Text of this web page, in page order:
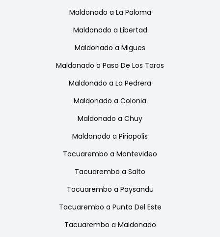
Maldonado a La Paloma
Maldonado a Libertad
Maldonado a Migues
Maldonado a Paso De Los Toros
Maldonado a La Pedrera
Maldonado a Colonia
Maldonado a Chuy
Maldonado a Piriapolis
Tacuarembo a Montevideo
Tacuarembo a Salto
Tacuarembo a Paysandu
Tacuarembo a Punta Del Este
Tacuarembo a Maldonado